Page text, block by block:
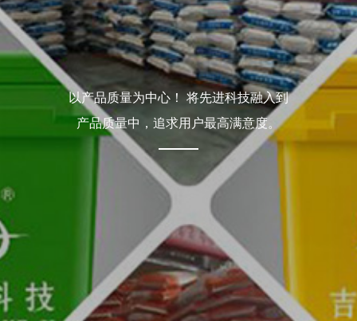
以产品质量为中心！ 将先进科技融入到
产品质量中，追求用户最高满意度。